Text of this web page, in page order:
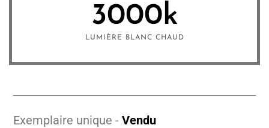
LUMIÈRE BLANC CHAUD
3000k
Exemplaire unique -Vendu